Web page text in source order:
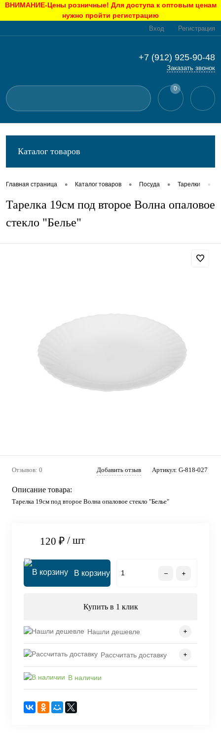
ВНИМАНИЕ-Цены розничные! Для доступа к оптовым ценам
нужно пройти регистрацию
Вход Регистрация
+7 (912) 925-90-48
Заказать звонок
0
Каталог товаров
Главная страница • Каталог товаров • Посуда • Тарелки •
Тарелка 19см под второе Волна опаловое
стекло "Белье"
Отзывов: 0 Добавить отзыв Артикул: G-818-027
Описание товара:
Тарелка 19см под второе Волна опаловое стекло "Белье"
120 ₽ / шт
В корзину
Купить в 1 клик
Нашли дешевле
Рассчитать доставку
В наличии